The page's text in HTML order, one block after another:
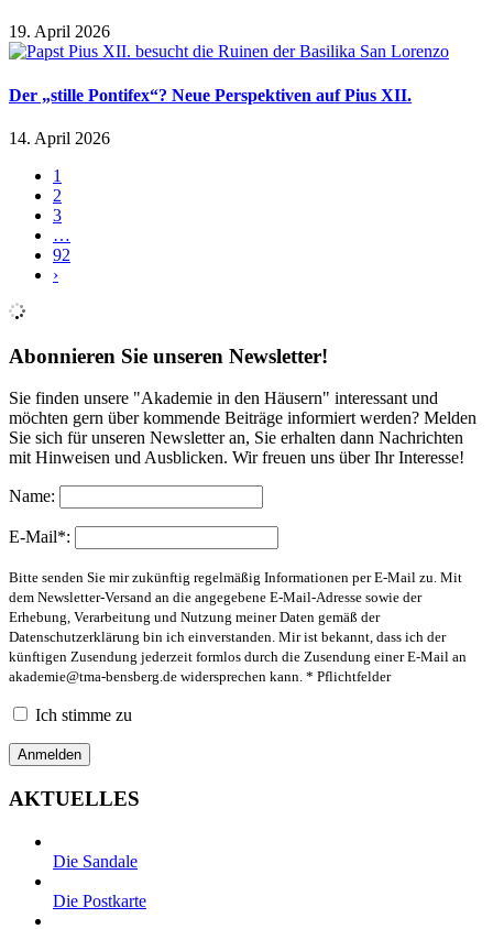
19. April 2026
Der „stille Pontifex“? Neue Perspektiven auf Pius XII.
14. April 2026
1
2
3
…
92
›
Abonnieren Sie unseren Newsletter!
Sie finden unsere "Akademie in den Häusern" interessant und
möchten gern über kommende Beiträge informiert werden? Melden
Sie sich für unseren Newsletter an, Sie erhalten dann Nachrichten
mit Hinweisen und Ausblicken. Wir freuen uns über Ihr Interesse!
Name:
E-Mail*:
Bitte senden Sie mir zukünftig regelmäßig Informationen per E-Mail zu. Mit
dem Newsletter-Versand an die angegebene E-Mail-Adresse sowie der
Erhebung, Verarbeitung und Nutzung meiner Daten gemäß der
Datenschutzerklärung bin ich einverstanden. Mir ist bekannt, dass ich der
künftigen Zusendung jederzeit formlos durch die Zusendung einer E-Mail an
akademie@tma-bensberg.de widersprechen kann. * Pflichtfelder
Ich stimme zu
AKTUELLES
Die Sandale
Die Postkarte